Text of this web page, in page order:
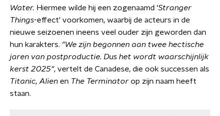
Water. Hiermee wilde hij een zogenaamd 'Stranger
Things-effect' voorkomen, waarbij de acteurs in de
nieuwe seizoenen ineens veel ouder zijn geworden dan
hun karakters. "We zijn begonnen aan twee hectische
jaren van postproductie. Dus het wordt waarschijnlijk
kerst 2025", vertelt de Canadese, die ook successen als
Titanic, Alien en The Terminator op zijn naam heeft
staan.